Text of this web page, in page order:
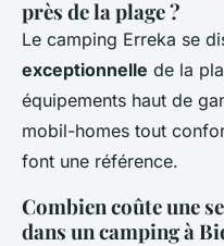
près de la plage ?
Le camping Erreka se
exceptionnelle de la
équipements haut de
mobil-homes tout
font une référence.
Combien coûte une
dans un camping à